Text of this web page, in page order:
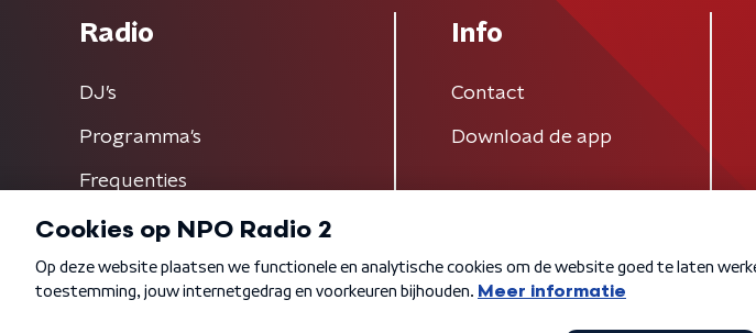
Radio
DJ’s
Programma's
Frequenties
Info
Contact
Download de app
Algemene voorwaarden Privacybeleid